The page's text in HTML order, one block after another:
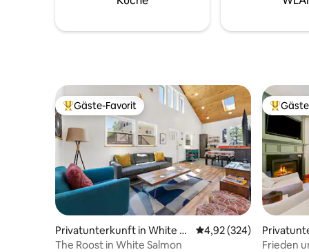
Beliebter Gäste-Favorit.
Gäste-Favorit
Privatunterkunft in White Sa
lmon
Durchschnittliche
4,92 (324)
The Roost in White Salmon
ood
Frieden